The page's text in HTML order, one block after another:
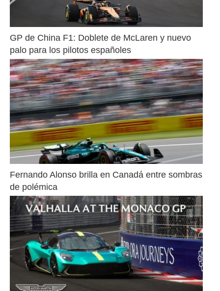
GP de China F1: Doblete de McLaren y nuevo
palo para los pilotos españoles
Fernando Alonso brilla en Canadá entre sombras
de polémica